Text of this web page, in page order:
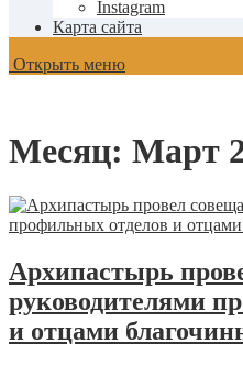
Instagram
Карта сайта
Открыть меню
Месяц: Март
Архипастырь
руководителями
и отцами